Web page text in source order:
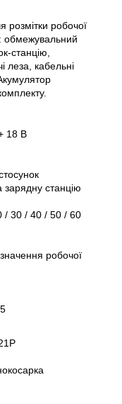
розмітки робочої
обмежувальний
станцію,
леза, кабельні
18 В
станцію
/ 30 / 40 / 50 / 60
робочої